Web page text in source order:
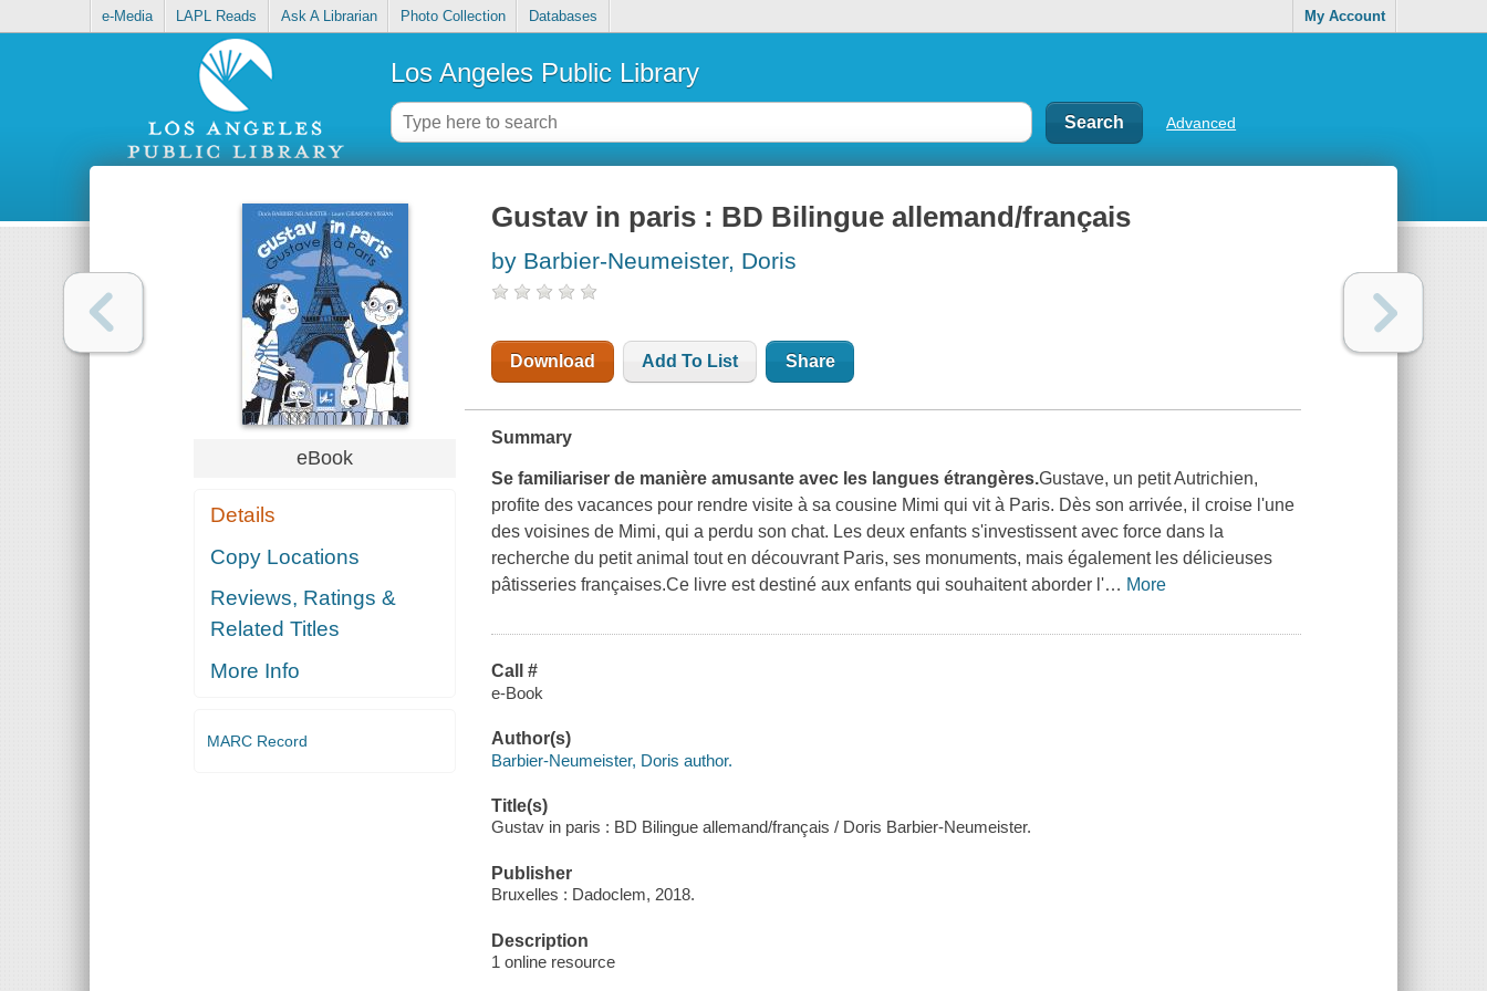
e-Media LAPL Reads Ask A Librarian Photo Collection Databases My Account
Los Angeles Public Library
Advanced
eBook
Details
Copy Locations
Reviews, Ratings &
Related Titles
More Info
MARC Record
Gustav in paris : BD Bilingue allemand/français
by Barbier-Neumeister, Doris
Download Add To List Share
Summary
Se familiariser de manière amusante avec les langues étrangères.Gustave, un petit Autrichien,
profite des vacances pour rendre visite à sa cousine Mimi qui vit à Paris. Dès son arrivée, il croise l'une
des voisines de Mimi, qui a perdu son chat. Les deux enfants s'investissent avec force dans la
recherche du petit animal tout en découvrant Paris, ses monuments, mais également les délicieuses
pâtisseries françaises.Ce livre est destiné aux enfants qui souhaitent aborder l'… More
Call #
e-Book
Author(s)
Barbier-Neumeister, Doris author.
Title(s)
Gustav in paris : BD Bilingue allemand/français / Doris Barbier-Neumeister.
Publisher
Bruxelles : Dadoclem, 2018.
Description
1 online resource